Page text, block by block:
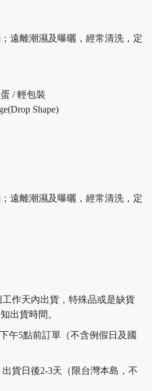
遠離潮濕及曝曬，經常清洗，定
/ 輕包裝
Shape)
遠離潮濕及曝曬，經常清洗，定
作天內出貨，特殊品或是缺貨
出貨時間。
午5點前訂單（不含例假日及國
貨日後2-3天（限台灣本島，不